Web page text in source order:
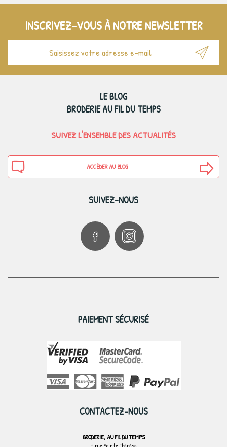
INSCRIVEZ-VOUS À NOTRE NEWSLETTER
LE BLOG
BRODERIE AU FIL DU TEMPS
SUIVEZ L'ENSEMBLE DES ACTUALITÉS
ACCÉDER AU BLOG
SUIVEZ-NOUS
PAIEMENT SÉCURISÉ
CONTACTEZ-NOUS
BRODERIE, AU FIL DU TEMPS